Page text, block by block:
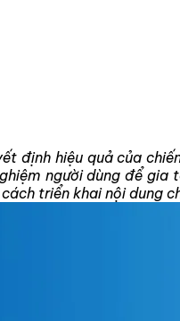
định hiệu quả của
người dùng để
triển khai nội dung